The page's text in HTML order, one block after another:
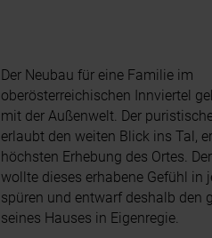
Der Neubau für eine Familie im
oberösterreichischen Innviertel
mit der Außenwelt. Der
erlaubt den weiten Blick ins Tal,
höchsten Erhebung des Ortes.
wollte dieses erhabene Gefühl in
spüren und entwarf deshalb den
seines Hauses in Eigenregie.